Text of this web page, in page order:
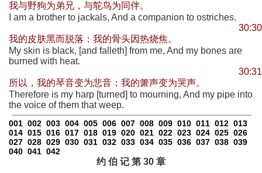
我与野狗为弟兄，与鸵鸟为同伴。
I am a brother to jackals, And a companion to ostriches.
30:30
我的皮肤黑而脱落；我的骨头因热烧焦。
My skin is black, [and falleth] from me, And my bones are
burned with heat.
30:31
所以，我的琴音变为悲音；我的箫声变为哭声。
Therefore is my harp [turned] to mourning, And my pipe into
the voice of them that weep.
001 002 003 004 005 006 007 008 009 010 011 012 013
014 015 016 017 018 019 020 021 022 023 024 025 026
027 028 029 030 031 032 033 034 035 036 037 038 039
040 041 042
约 伯 记 第 30 章